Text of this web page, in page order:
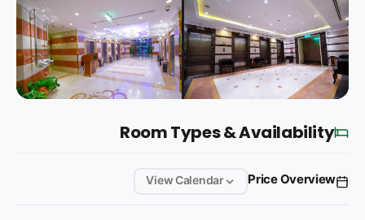
Room Types & Availability
Price Overview
View Calendar